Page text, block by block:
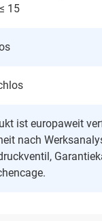
15
ist europaweit
nach